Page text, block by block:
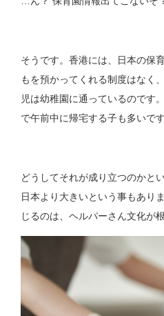
そうです。香港には、日本の保
もを預かってくれる制度はなく
児は幼稚園に通っているのです
で午前中に帰宅する子も多いです
どうしてそれが成り立つのかと
日本より大きいという事もあり
じるのは、ヘルパーさん文化が